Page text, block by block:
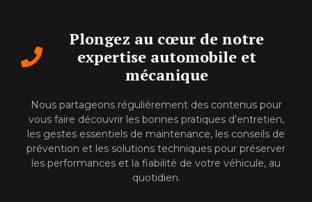
Plongez au cœur de notre
expertise automobile et
mécanique
Nous partageons régulièrement des contenus pour
vous faire découvrir les bonnes pratiques d’entretien,
les gestes essentiels de maintenance, les conseils de
prévention et les solutions techniques pour préserver
les performances et la fiabilité de votre véhicule, au
quotidien.